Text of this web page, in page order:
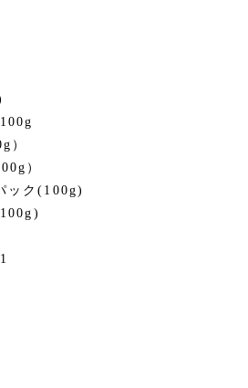
）
）
ック(100g)